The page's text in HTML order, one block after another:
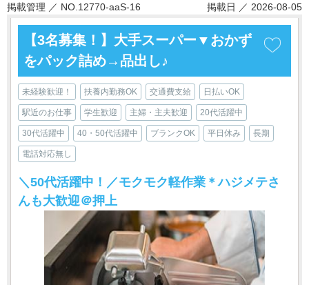
掲載管理 ／ NO.12770-aaS-16 掲載日 ／ 2026-08-05
【3名募集！】大手スーパー▼おかず
をパック詰め→品出し♪
未経験歓迎！ 扶養内勤務OK 交通費支給 日払いOK
駅近のお仕事 学生歓迎 主婦・主夫歓迎 20代活躍中
30代活躍中 40・50代活躍中 ブランクOK 平日休み 長期
電話対応無し
＼50代活躍中！／モクモク軽作業＊ハジメテさ
んも大歓迎＠押上